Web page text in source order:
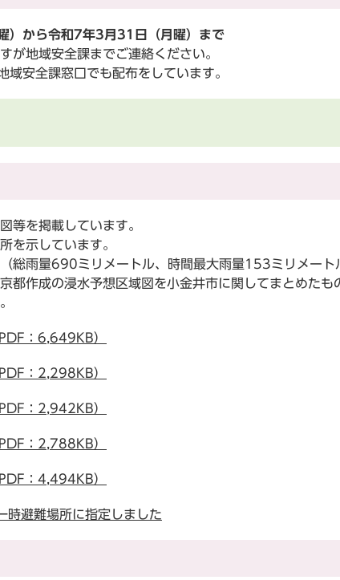
）から令和7年3月31日（月曜）まで
地域安全課までご連絡ください。
安全課窓口でも配布をしています。
等を掲載しています。
を示しています。
総雨量690ミリメートル、時間最大雨量153ミリメート
都作成の浸水予想区域図を小金井市に関してまとめた
：6,649KB）
：2,298KB）
：2,942KB）
：2,788KB）
：4,494KB）
避難場所に指定しました